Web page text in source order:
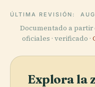
ÚLTIMA REVISIÓN:
Documentado a
oficiales · verificado ·
Explora la